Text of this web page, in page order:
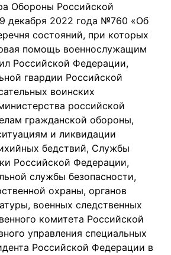
Обороны Российской
декабря 2022 года №760 «Об
состояний, при которых
помощь военнослужащим
Российской Федерации,
гвардии Российской
воинских
российской
гражданской обороны,
и ликвидации
бедствий, Службы
Российской Федерации,
службы безопасности,
охраны, органов
военных следственных
комитета Российской
управления специальных
Российской Федерации в